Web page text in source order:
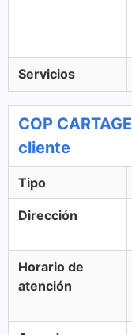
Servicios
COP
cliente
Tipo
Dirección
Horario de
atención